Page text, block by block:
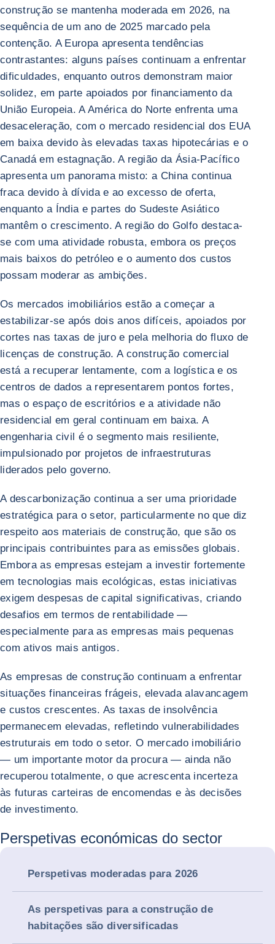
construção se mantenha moderada em 2026, na
sequência de um ano de 2025 marcado pela
contenção. A Europa apresenta tendências
contrastantes: alguns países continuam a enfrentar
dificuldades, enquanto outros demonstram maior
solidez, em parte apoiados por financiamento da
União Europeia. A América do Norte enfrenta uma
desaceleração, com o mercado residencial dos EUA
em baixa devido às elevadas taxas hipotecárias e o
Canadá em estagnação. A região da Ásia-Pacífico
apresenta um panorama misto: a China continua
fraca devido à dívida e ao excesso de oferta,
enquanto a Índia e partes do Sudeste Asiático
mantêm o crescimento. A região do Golfo destaca-
se com uma atividade robusta, embora os preços
mais baixos do petróleo e o aumento dos custos
possam moderar as ambições.
Os mercados imobiliários estão a começar a
estabilizar-se após dois anos difíceis, apoiados por
cortes nas taxas de juro e pela melhoria do fluxo de
licenças de construção. A construção comercial
está a recuperar lentamente, com a logística e os
centros de dados a representarem pontos fortes,
mas o espaço de escritórios e a atividade não
residencial em geral continuam em baixa. A
engenharia civil é o segmento mais resiliente,
impulsionado por projetos de infraestruturas
liderados pelo governo.
A descarbonização continua a ser uma prioridade
estratégica para o setor, particularmente no que diz
respeito aos materiais de construção, que são os
principais contribuintes para as emissões globais.
Embora as empresas estejam a investir fortemente
em tecnologias mais ecológicas, estas iniciativas
exigem despesas de capital significativas, criando
desafios em termos de rentabilidade —
especialmente para as empresas mais pequenas
com ativos mais antigos.
As empresas de construção continuam a enfrentar
situações financeiras frágeis, elevada alavancagem
e custos crescentes. As taxas de insolvência
permanecem elevadas, refletindo vulnerabilidades
estruturais em todo o setor. O mercado imobiliário
— um importante motor da procura — ainda não
recuperou totalmente, o que acrescenta incerteza
às futuras carteiras de encomendas e às decisões
de investimento.
Perspetivas económicas do sector
Perspetivas moderadas para 2026
As perspetivas para a construção de
habitações são diversificadas